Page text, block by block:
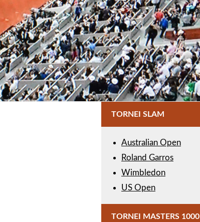
TORNEI SLAM
Australian Open
Roland Garros
Wimbledon
US Open
TORNEI MASTERS 1000